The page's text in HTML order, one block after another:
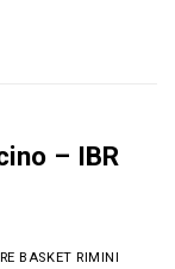
– IBR
BASKET RIMINI